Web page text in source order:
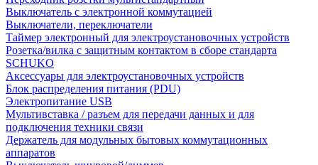
Выключатель с электронной коммутацией
Выключатели, переключатели
Таймер электронный для электроустановочных устройств
Розетка/вилка с защитным контактом в сборе стандарта
SCHUKO
Аксессуары для электроустановочных устройств
Блок распределения питания (PDU)
Электропитание USB
Мультивставка / разъем для передачи данных и для
подключения техники связи
Держатель для модульных бытовых коммутационных
аппаратов